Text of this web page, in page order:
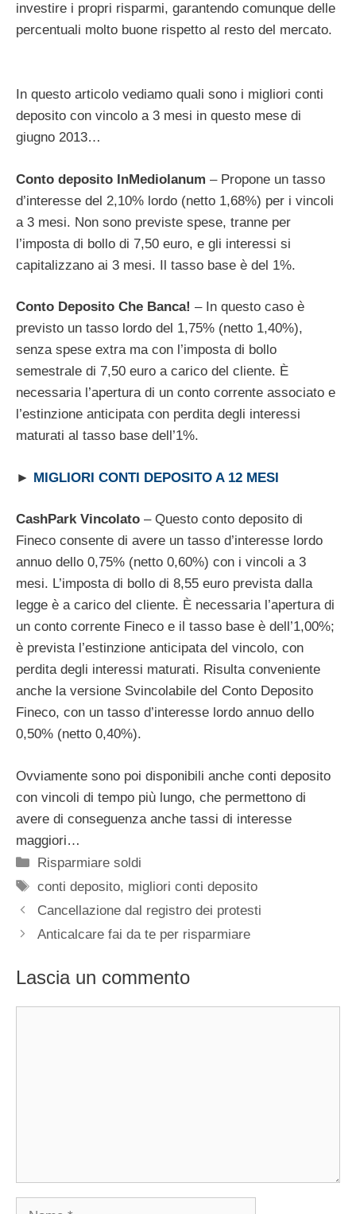
investire i propri risparmi, garantendo comunque delle
percentuali molto buone rispetto al resto del mercato.
In questo articolo vediamo quali sono i migliori conti
deposito con vincolo a 3 mesi in questo mese di
giugno 2013…
Conto deposito InMediolanum – Propone un tasso
d’interesse del 2,10% lordo (netto 1,68%) per i vincoli
a 3 mesi. Non sono previste spese, tranne per
l’imposta di bollo di 7,50 euro, e gli interessi si
capitalizzano ai 3 mesi. Il tasso base è del 1%.
Conto Deposito Che Banca! – In questo caso è
previsto un tasso lordo del 1,75% (netto 1,40%),
senza spese extra ma con l’imposta di bollo
semestrale di 7,50 euro a carico del cliente. È
necessaria l’apertura di un conto corrente associato e
l’estinzione anticipata con perdita degli interessi
maturati al tasso base dell’1%.
► MIGLIORI CONTI DEPOSITO A 12 MESI
CashPark Vincolato – Questo conto deposito di
Fineco consente di avere un tasso d’interesse lordo
annuo dello 0,75% (netto 0,60%) con i vincoli a 3
mesi. L’imposta di bollo di 8,55 euro prevista dalla
legge è a carico del cliente. È necessaria l’apertura di
un conto corrente Fineco e il tasso base è dell’1,00%;
è prevista l’estinzione anticipata del vincolo, con
perdita degli interessi maturati. Risulta conveniente
anche la versione Svincolabile del Conto Deposito
Fineco, con un tasso d’interesse lordo annuo dello
0,50% (netto 0,40%).
Ovviamente sono poi disponibili anche conti deposito
con vincoli di tempo più lungo, che permettono di
avere di conseguenza anche tassi di interesse
maggiori…
Categorie
Risparmiare soldi
Tag
conti deposito, migliori conti deposito
Cancellazione dal registro dei protesti
Anticalcare fai da te per risparmiare
Lascia un commento
Nome